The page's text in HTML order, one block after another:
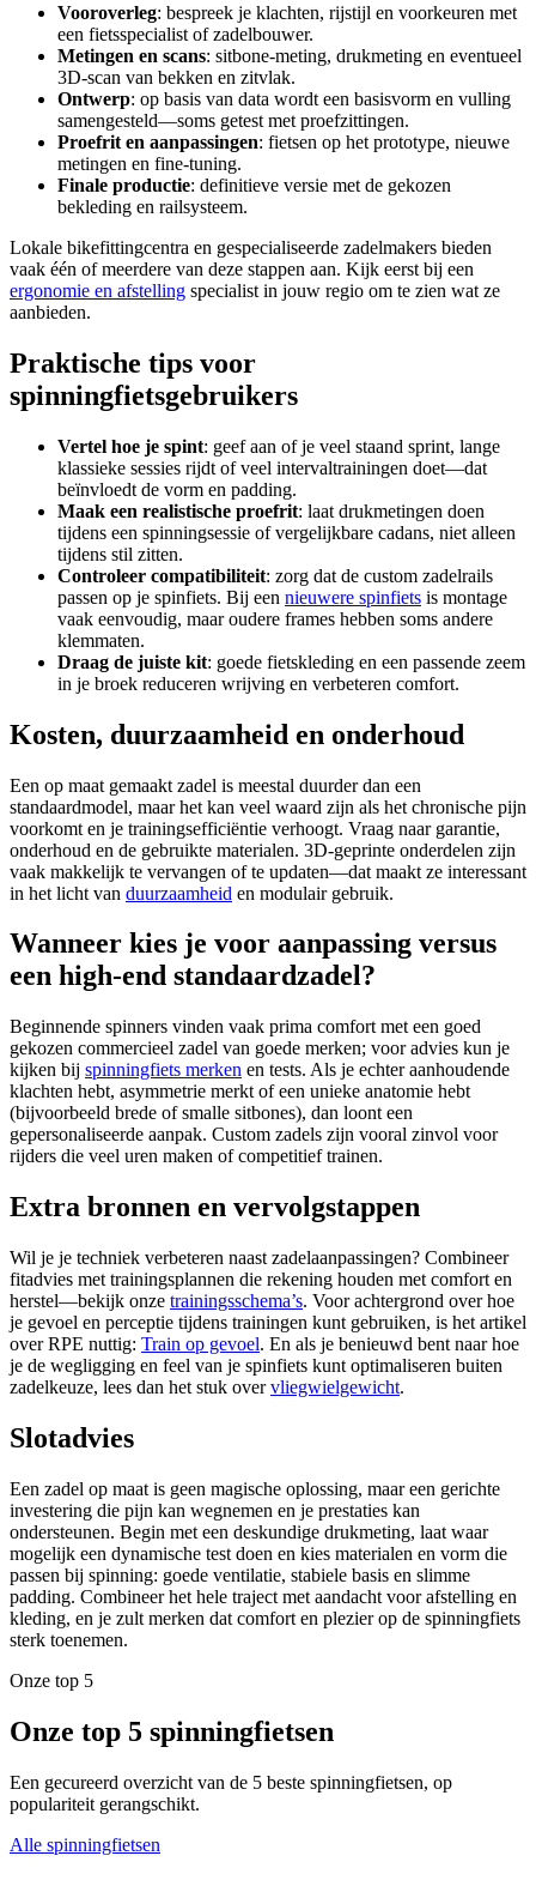
Vooroverleg: bespreek je klachten, rijstijl en voorkeuren met
een fietsspecialist of zadelbouwer.
Metingen en scans: sitbone‑meting, drukmeting en eventueel
3D‑scan van bekken en zitvlak.
Ontwerp: op basis van data wordt een basisvorm en vulling
samengesteld—soms getest met proefzittingen.
Proefrit en aanpassingen: fietsen op het prototype, nieuwe
metingen en fine‑tuning.
Finale productie: definitieve versie met de gekozen
bekleding en railsysteem.
Lokale bikefittingcentra en gespecialiseerde zadelmakers bieden
vaak één of meerdere van deze stappen aan. Kijk eerst bij een
ergonomie en afstelling specialist in jouw regio om te zien wat ze
aanbieden.
Praktische tips voor
spinningfietsgebruikers
Vertel hoe je spint: geef aan of je veel staand sprint, lange
klassieke sessies rijdt of veel intervaltrainingen doet—dat
beïnvloedt de vorm en padding.
Maak een realistische proefrit: laat drukmetingen doen
tijdens een spinningsessie of vergelijkbare cadans, niet alleen
tijdens stil zitten.
Controleer compatibiliteit: zorg dat de custom zadelrails
passen op je spinfiets. Bij een nieuwere spinfiets is montage
vaak eenvoudig, maar oudere frames hebben soms andere
klemmaten.
Draag de juiste kit: goede fietskleding en een passende zeem
in je broek reduceren wrijving en verbeteren comfort.
Kosten, duurzaamheid en onderhoud
Een op maat gemaakt zadel is meestal duurder dan een
standaardmodel, maar het kan veel waard zijn als het chronische pijn
voorkomt en je trainingsefficiëntie verhoogt. Vraag naar garantie,
onderhoud en de gebruikte materialen. 3D‑geprinte onderdelen zijn
vaak makkelijk te vervangen of te updaten—dat maakt ze interessant
in het licht van duurzaamheid en modulair gebruik.
Wanneer kies je voor aanpassing versus
een high‑end standaardzadel?
Beginnende spinners vinden vaak prima comfort met een goed
gekozen commercieel zadel van goede merken; voor advies kun je
kijken bij spinningfiets merken en tests. Als je echter aanhoudende
klachten hebt, asymmetrie merkt of een unieke anatomie hebt
(bijvoorbeeld brede of smalle sitbones), dan loont een
gepersonaliseerde aanpak. Custom zadels zijn vooral zinvol voor
rijders die veel uren maken of competitief trainen.
Extra bronnen en vervolgstappen
Wil je je techniek verbeteren naast zadelaanpassingen? Combineer
fitadvies met trainingsplannen die rekening houden met comfort en
herstel—bekijk onze trainingsschema’s. Voor achtergrond over hoe
je gevoel en perceptie tijdens trainingen kunt gebruiken, is het artikel
over RPE nuttig: Train op gevoel. En als je benieuwd bent naar hoe
je de wegligging en feel van je spinfiets kunt optimaliseren buiten
zadelkeuze, lees dan het stuk overvliegwielgewicht.
Slotadvies
Een zadel op maat is geen magische oplossing, maar een gerichte
investering die pijn kan wegnemen en je prestaties kan
ondersteunen. Begin met een deskundige drukmeting, laat waar
mogelijk een dynamische test doen en kies materialen en vorm die
passen bij spinning: goede ventilatie, stabiele basis en slimme
padding. Combineer het hele traject met aandacht voor afstelling en
kleding, en je zult merken dat comfort en plezier op de spinningfiets
sterk toenemen.
Onze top 5
Onze top 5 spinningfietsen
Een gecureerd overzicht van de 5 beste spinningfietsen, op
populariteit gerangschikt.
Alle spinningfietsen